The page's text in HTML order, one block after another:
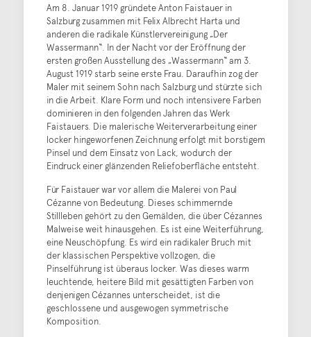
Am 8. Januar 1919 gründete Anton Faistauer in
Salzburg zusammen mit Felix Albrecht Harta und
anderen die radikale Künstlervereinigung „Der
Wassermann“. In der Nacht vor der Eröffnung der
ersten großen Ausstellung des „Wassermann“ am 3.
August 1919 starb seine erste Frau. Daraufhin zog der
Maler mit seinem Sohn nach Salzburg und stürzte sich
in die Arbeit. Klare Form und noch intensivere Farben
dominieren in den folgenden Jahren das Werk
Faistauers. Die malerische Weiterverarbeitung einer
locker hingeworfenen Zeichnung erfolgt mit borstigem
Pinsel und dem Einsatz von Lack, wodurch der
Eindruck einer glänzenden Reliefoberfläche entsteht.
Für Faistauer war vor allem die Malerei von Paul
Cézanne von Bedeutung. Dieses schimmernde
Stillleben gehört zu den Gemälden, die über Cézannes
Malweise weit hinausgehen. Es ist eine Weiterführung,
eine Neuschöpfung. Es wird ein radikaler Bruch mit
der klassischen Perspektive vollzogen, die
Pinselführung ist überaus locker. Was dieses warm
leuchtende, heitere Bild mit gesättigten Farben von
denjenigen Cézannes unterscheidet, ist die
geschlossene und ausgewogen symmetrische
Komposition.